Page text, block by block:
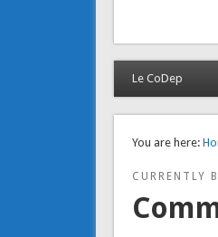
Le CoDep
You are here:
CURRENTLY